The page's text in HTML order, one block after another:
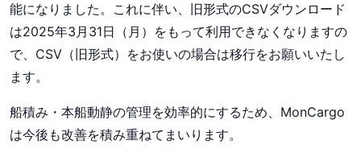
能になりました。これに伴い、旧形式のCSVダウンロード
は2025年3月31日（月）をもって利用できなくなりますの
で、CSV（旧形式）をお使いの場合は移行をお願いいたし
ます。
船積み・本船動静の管理を効率的にするため、MonCargo
は今後も改善を積み重ねてまいります。